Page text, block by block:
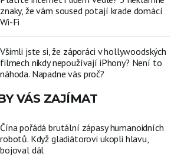
znaky, že vám soused potají krade domácí
Wi-Fi
Všimli jste si, že záporáci v hollywoodských
filmech nikdy nepoužívají iPhony? Není to
náhoda. Napadne vás proč?
VÁS ZAJÍMAT
Čína pořádá brutální zápasy humanoidních
robotů. Když gladiátorovi ukopli hlavu,
bojoval dál